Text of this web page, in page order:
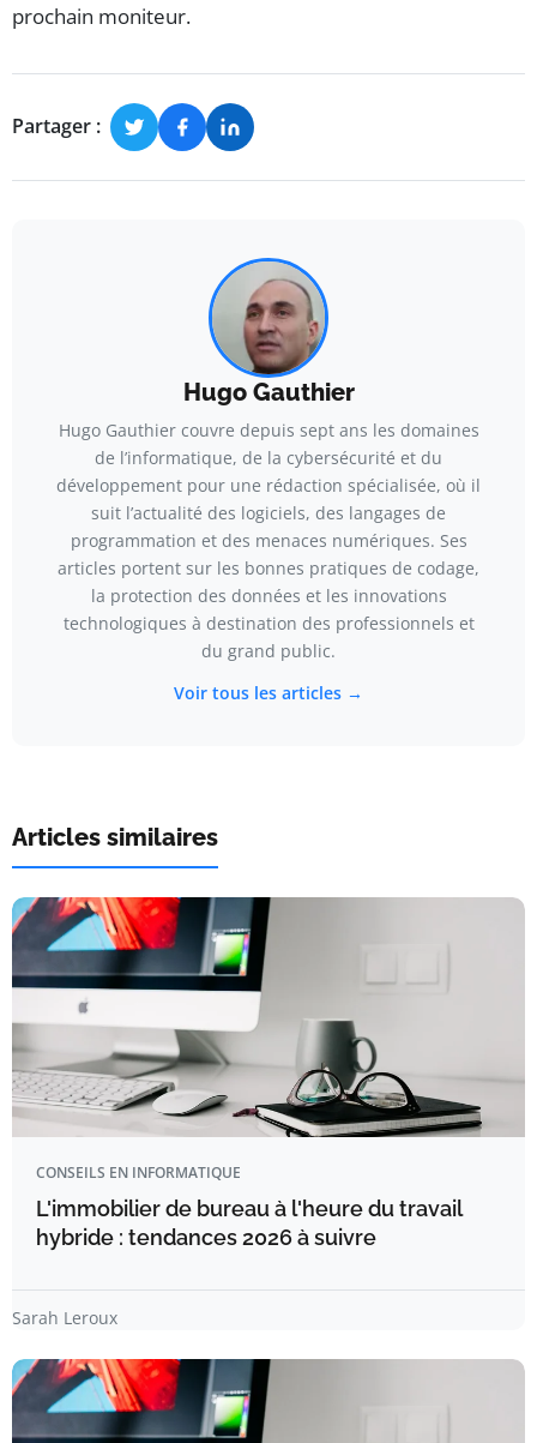
prochain moniteur.
Partager :
Hugo Gauthier
Hugo Gauthier couvre depuis sept ans les domaines
de l’informatique, de la cybersécurité et du
développement pour une rédaction spécialisée, où il
suit l’actualité des logiciels, des langages de
programmation et des menaces numériques. Ses
articles portent sur les bonnes pratiques de codage,
la protection des données et les innovations
technologiques à destination des professionnels et
du grand public.
Voir tous les articles →
Articles similaires
CONSEILS EN INFORMATIQUE
L'immobilier de bureau à l'heure du travail
hybride : tendances 2026 à suivre
Sarah Leroux